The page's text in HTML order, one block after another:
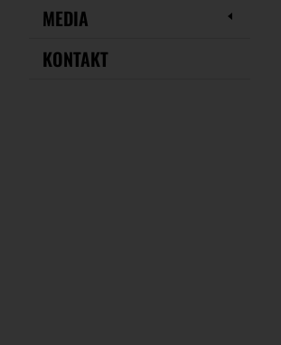
MEDIA
KONTAKT